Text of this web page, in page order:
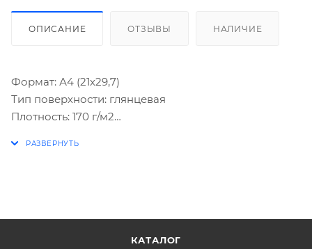
ОПИСАНИЕ ОТЗЫВЫ НАЛИЧИЕ
Формат: А4 (21х29,7)
Тип поверхности: глянцевая
Плотность: 170 г/м2
КАТАЛОГ